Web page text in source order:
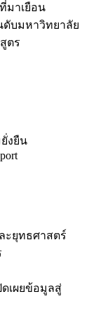
มาเยือน
ดับมหาวิทยาลัย
ตร
งยืน
ะยุทธศาสตร์
ดเผยข้อมูลสู่